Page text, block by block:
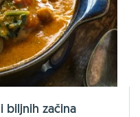
biljnih začina